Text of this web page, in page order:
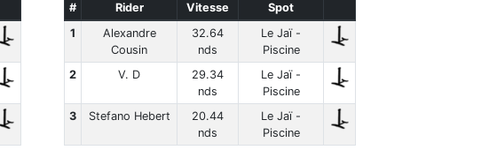
# Rider Vitesse
Spot
1
Alexandre
Cousin
32.64
nds
Le Jaï -
Piscine
2
V. D
29.34
nds
Le Jaï -
Piscine
3
Stefano Hebert
20.44
nds
Le Jaï -
Piscine